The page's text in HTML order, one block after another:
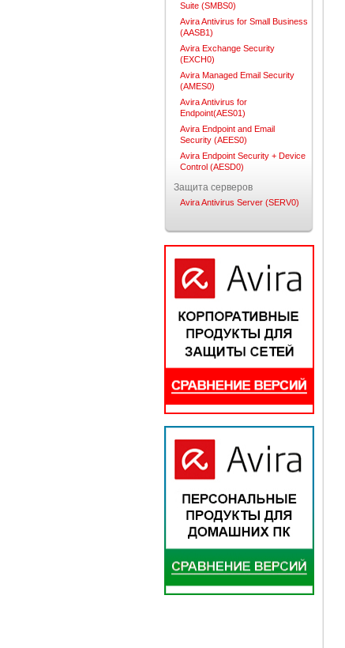
Suite (SMBS0)
Avira Antivirus for Small Business
(AASB1)
Avira Exchange Security
(EXCH0)
Avira Managed Email Security
(AMES0)
Avira Antivirus for
Endpoint(AES01)
Avira Endpoint and Email
Security (AEES0)
Avira Endpoint Security + Device
Control (AESD0)
Защита серверов
Avira Antivirus Server (SERV0)